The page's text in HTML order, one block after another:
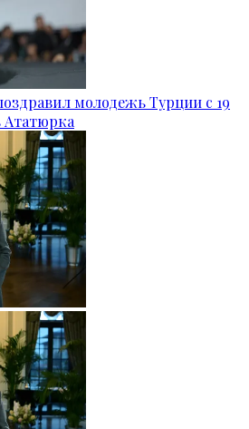
молодежь Турции с 19
Ататюрка